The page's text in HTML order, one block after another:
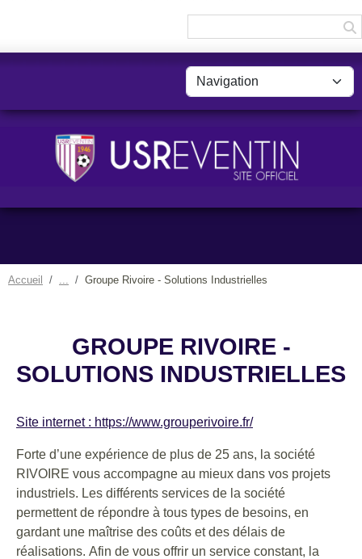
Accueil Groupe Rivoire - Solutions Industrielles
GROUPE RIVOIRE -
SOLUTIONS INDUSTRIELLES
Site internet : https://www.grouperivoire.fr/
Forte d’une expérience de plus de 25 ans, la société
RIVOIRE vous accompagne au mieux dans vos projets
industriels. Les différents services de la société
permettent de répondre à tous types de besoins, en
gardant une maîtrise des coûts et des délais de
réalisations. Afin de vous offrir un service constant, la